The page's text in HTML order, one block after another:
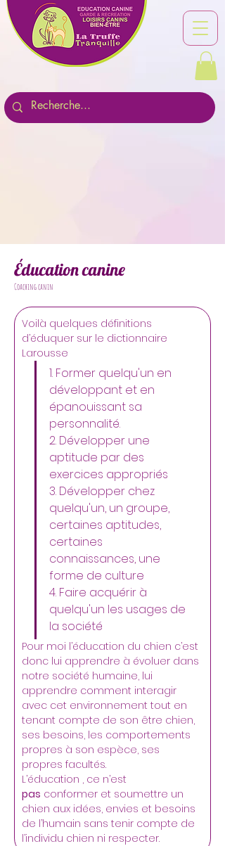
Éducation canine
Coaching canin
Voilà quelques définitions
d’éduquer sur le dictionnaire
Larousse
1. Former quelqu'un en
développant et en
épanouissant sa
personnalité.
2. Développer une
aptitude par des
exercices appropriés
3. Développer chez
quelqu'un, un groupe,
certaines aptitudes,
certaines
connaissances, une
forme de culture
4. Faire acquérir à
quelqu'un les usages de
la société
Pour moi l’éducation du chien c’est
donc lui apprendre à évoluer dans
notre société humaine, lui
apprendre comment interagir
avec cet environnement tout en
tenant compte de son être chien,
ses besoins, les comportements
propres à son espèce, ses
propres facultés.
L’éducation , ce n’est
pas conformer et soumettre un
chien aux idées, envies et besoins
de l’humain sans tenir compte de
l’individu chien ni respecter.